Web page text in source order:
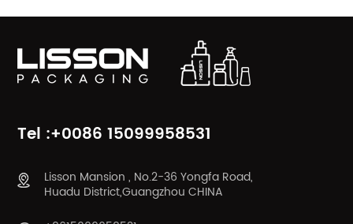
Tel :+0086 15099958531
Lisson Mansion , No.2-36 Yongfa Road,
Huadu District,Guangzhou CHINA